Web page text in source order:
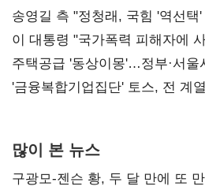
리모델링' 제안
송영길 측 "정청래, 국힘 '역선
총선 지휘 못해"
이 대통령 "국가폭력 피해자에
진실 밝혀야"
주택공급 '동상이몽'…정부·서울
'금융복합기업집단' 토스, 전 계
많이 본 뉴스
구광모-젠슨 황, 두 달 만에 또